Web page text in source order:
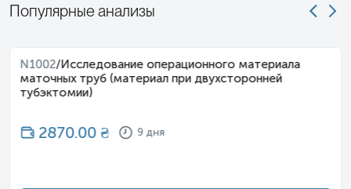
Популярные анализы
N1002/Исследование операционного материала
маточных труб (материал при двухсторонней
тубэктомии)
2870.00₴ 9 дня